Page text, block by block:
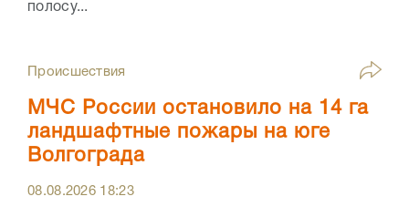
полосу...
Происшествия
МЧС России остановило на 14 га
ландшафтные пожары на юге
Волгограда
08.08.2026 18:23